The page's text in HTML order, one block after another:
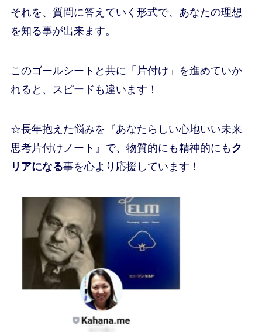
それを、質問に答えていく形式で、あなたの理想
を知る事が出来ます。
このゴールシートと共に「片付け」を進めていか
れると、スピードも違います！
☆長年抱えた悩みを『あなたらしい心地いい未来
思考片付けノート』で、 物質的にも精神的にもク
リアになる事を心より応援しています！